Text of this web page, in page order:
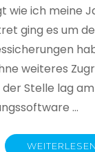
wie ich meine
ging es um
weiteres
der Stelle lag
…
WEITERLESEN